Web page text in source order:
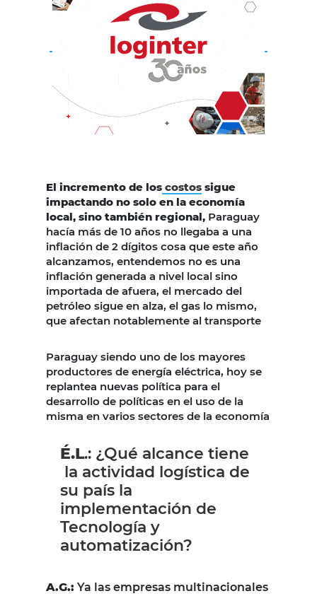
El incremento de los costos sigue
impactando no solo en la economía
local, sino también regional, Paraguay
hacía más de 10 años no llegaba a una
inflación de 2 dígitos cosa que este año
alcanzamos, entendemos no es una
inflación generada a nivel local sino
importada de afuera, el mercado del
petróleo sigue en alza, el gas lo mismo,
que afectan notablemente al transporte
Paraguay siendo uno de los mayores
productores de energía eléctrica, hoy se
replantea nuevas política para el
desarrollo de políticas en el uso de la
misma en varios sectores de la economía
É.L.: ¿Qué alcance tiene
la actividad logística de
su país la
implementación de
Tecnología y
automatización?
A.G.: Ya las empresas multinacionales